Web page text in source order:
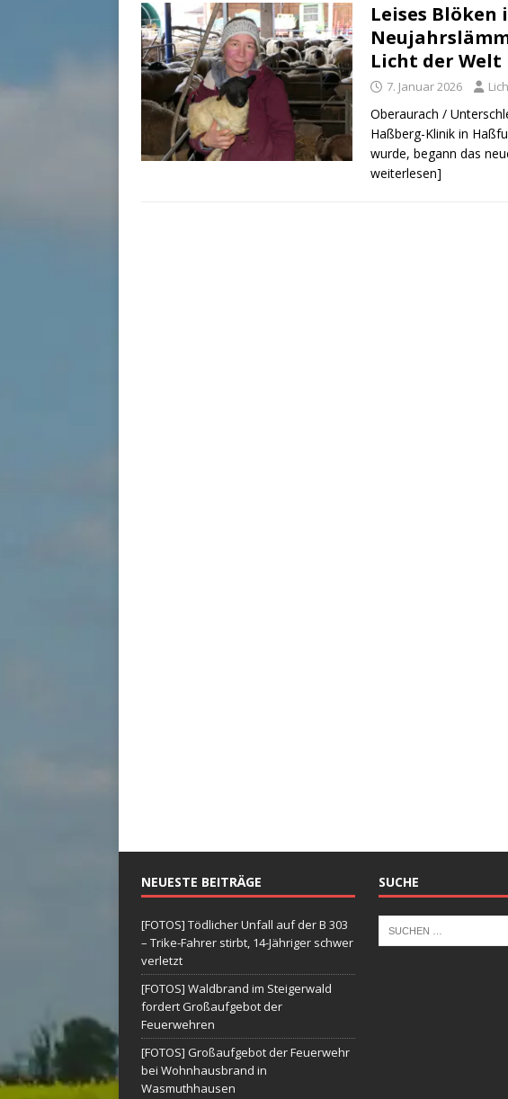
Leises Blöken
Licht der Welt
7. Januar 2026
Oberaurach /
Haßberg-Klinik in
wurde, begann das
weiterlesen]
NEUESTE BEITRÄGE
[FOTOS] Tödlicher Unfall auf der B 303
– Trike-Fahrer stirbt, 14-Jähriger schwer
verletzt
[FOTOS] Waldbrand im Steigerwald
fordert Großaufgebot der
Feuerwehren
[FOTOS] Großaufgebot der Feuerwehr
bei Wohnhausbrand in
Wasmuthhausen
SUCHE